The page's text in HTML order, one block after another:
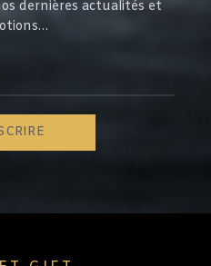
dernières actualités et